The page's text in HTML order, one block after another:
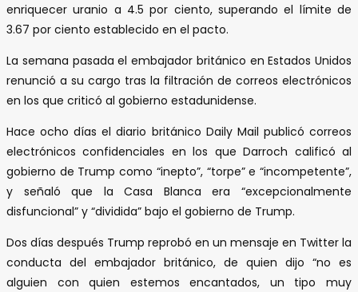
enriquecer uranio a 4.5 por ciento, superando el límite de
3.67 por ciento establecido en el pacto.
La semana pasada el embajador británico en Estados Unidos
renunció a su cargo tras la filtración de correos electrónicos
en los que criticó al gobierno estadunidense.
Hace ocho días el diario británico Daily Mail publicó correos
electrónicos confidenciales en los que Darroch calificó al
gobierno de Trump como “inepto”, “torpe” e “incompetente”,
y señaló que la Casa Blanca era “excepcionalmente
disfuncional” y “dividida” bajo el gobierno de Trump.
Dos días después Trump reprobó en un mensaje en Twitter la
conducta del embajador británico, de quien dijo “no es
alguien con quien estemos encantados, un tipo muy